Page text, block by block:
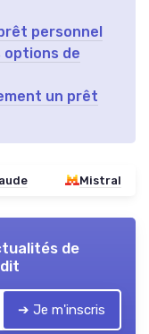
personnel
options de
un prêt
Mistral
de
➔ Je m'inscris